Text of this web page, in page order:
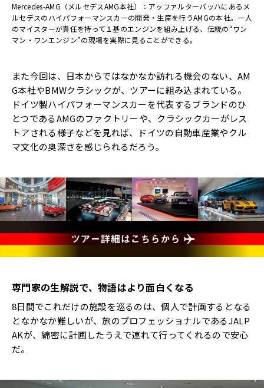
Mercedes-AMG（メルセデスAMG本社）：アッファルターバッハにあるメ
ルセデスのハイパフォーマンスカーの開発・生産を行うAMGの本社。一人
のマイスターが責任を持って１基のエンジンを組み上げる、伝統の“ワン
マン・ワンエンジン”の現場を実際に見ることができる。
また今回は、日本からではなかなか訪れる機会のない、AM
G本社やBMWクラシックが、ツアーに組み込まれている。
ドイツ製ハイパフォーマンスカーを代表するブランドのひ
とつであるAMGのファクトリーや、クラシックカーがレス
トアされる様子などを見れば、ドイツの自動車産業やクル
マ文化の奥深さを感じられるだろう。
専門家の生解説で、物語はより面白くなる
8日間でこれだけの施設を巡るのは、個人で計画するとなる
となかなか難しいが、旅のプロフェッショナルであるJALP
AKが、綿密に計画したうえで連れて行ってくれるので安心
だ。